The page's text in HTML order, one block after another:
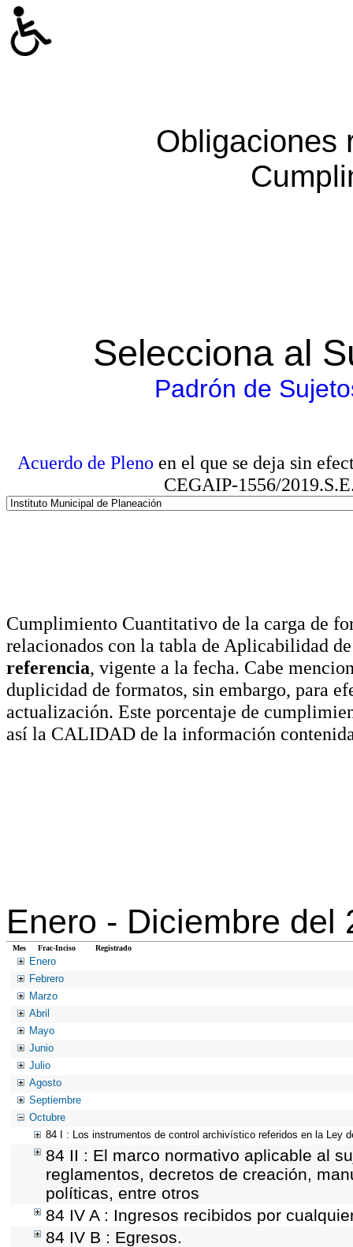
Obligaciones
Selecciona al
Padrón de
Acuerdo de Pleno en el que se deja sin
CEGAIP-1556/
Cumplimiento Cuantitativo de la carga de
relacionados con la tabla de Aplicabilidad
referencia, vigente a la fecha. Cabe
duplicidad de formatos, sin embargo, para
actualización. Este porcentaje de
así la CALIDAD de la información
Enero - Diciembre del
Mes Frac-Inciso Registrado
Enero
Febrero
Marzo
Abril
Mayo
Junio
Julio
Agosto
Septiembre
Octubre
84 I : Los instrumentos de control archivístico referidos en la Ley
84 II : El marco normativo aplicable al
reglamentos, decretos de creación,
políticas, entre otros
84 IV A : Ingresos recibidos por
84 IV B : Egresos.